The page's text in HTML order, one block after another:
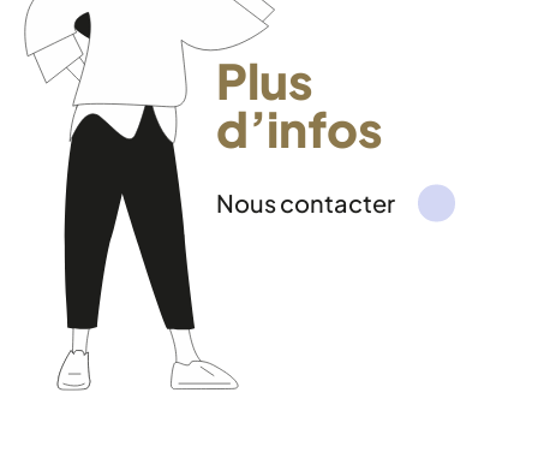
Plus
d’infos
Nous contacter